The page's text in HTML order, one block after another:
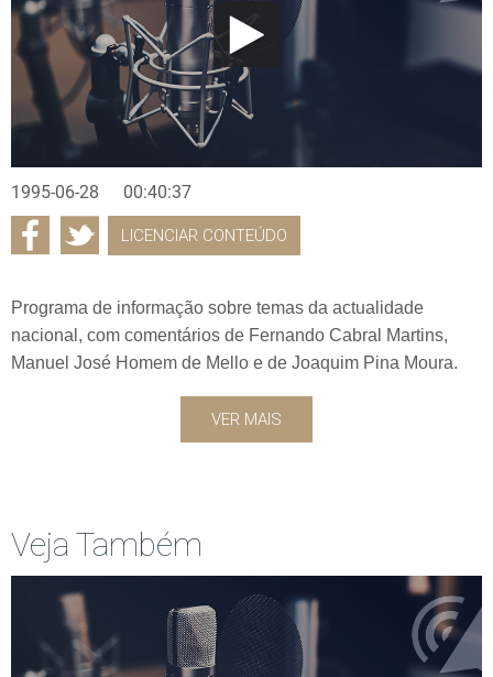
1995-06-28 00:40:37
LICENCIAR CONTEÚDO
Programa de informação sobre temas da actualidade
nacional, com comentários de Fernando Cabral Martins,
Manuel José Homem de Mello e de Joaquim Pina Moura.
VER MAIS
Veja Também